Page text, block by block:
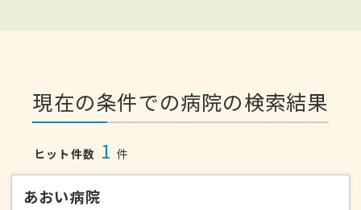
現在の条件での病院の検索結果
ヒット件数 1 件
あおい病院